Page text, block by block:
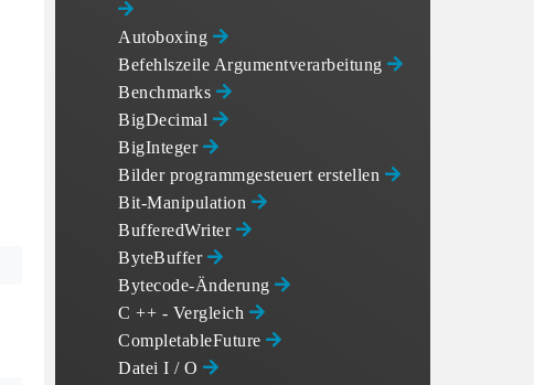
Autoboxing
Befehlszeile Argumentverarbeitung
Benchmarks
BigDecimal
BigInteger
Bilder programmgesteuert erstellen
Bit-Manipulation
BufferedWriter
ByteBuffer
Bytecode-Änderung
C ++ - Vergleich
CompletableFuture
Datei I / O